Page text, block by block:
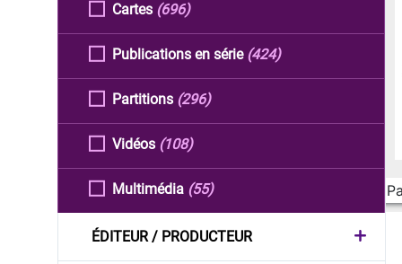
Cartes (696)
Publications en série (424)
Partitions (296)
Vidéos (108)
Multimédia (55)
ÉDITEUR / PRODUCTEUR